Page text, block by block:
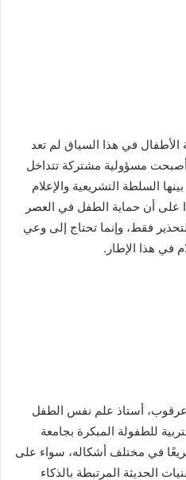
في هذا السياق لم تعد
مسؤولية مشتركة تتداخل
السلطة التشريعية والإعلام
أن حماية الطفل في العصر
فقط، وإنما تحتاج إلى وعي
في هذا الإطار.
عرقوب، أستاذ علم نفس الطفل
للطفولة المبكرة بجامعة
في مختلف أشكاله، سواء على
الحديثة المرتبطة بالذكاء